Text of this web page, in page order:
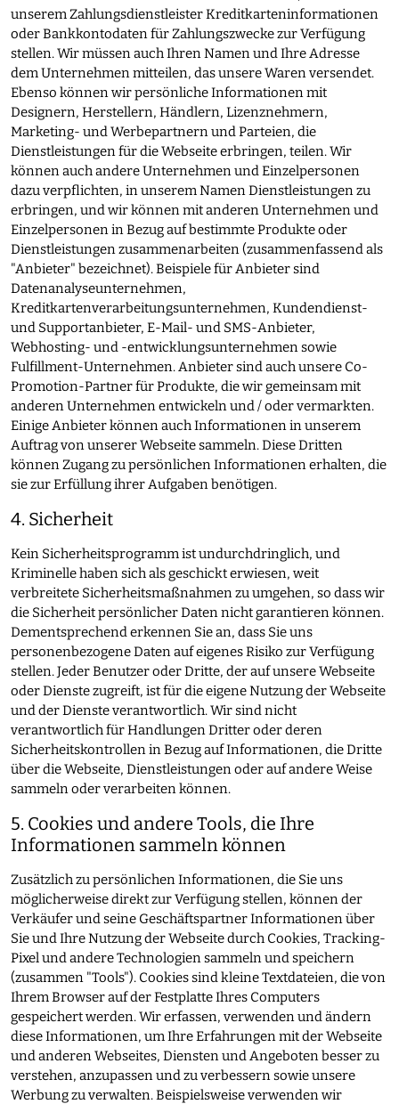
unserem Zahlungsdienstleister Kreditkarteninformationen
oder Bankkontodaten für Zahlungszwecke zur Verfügung
stellen. Wir müssen auch Ihren Namen und Ihre Adresse
dem Unternehmen mitteilen, das unsere Waren versendet.
Ebenso können wir persönliche Informationen mit
Designern, Herstellern, Händlern, Lizenznehmern,
Marketing- und Werbepartnern und Parteien, die
Dienstleistungen für die Webseite erbringen, teilen. Wir
können auch andere Unternehmen und Einzelpersonen
dazu verpflichten, in unserem Namen Dienstleistungen zu
erbringen, und wir können mit anderen Unternehmen und
Einzelpersonen in Bezug auf bestimmte Produkte oder
Dienstleistungen zusammenarbeiten (zusammenfassend als
"Anbieter" bezeichnet). Beispiele für Anbieter sind
Datenanalyseunternehmen,
Kreditkartenverarbeitungsunternehmen, Kundendienst-
und Supportanbieter, E-Mail- und SMS-Anbieter,
Webhosting- und -entwicklungsunternehmen sowie
Fulfillment-Unternehmen. Anbieter sind auch unsere Co-
Promotion-Partner für Produkte, die wir gemeinsam mit
anderen Unternehmen entwickeln und / oder vermarkten.
Einige Anbieter können auch Informationen in unserem
Auftrag von unserer Webseite sammeln. Diese Dritten
können Zugang zu persönlichen Informationen erhalten, die
sie zur Erfüllung ihrer Aufgaben benötigen.
4. Sicherheit
Kein Sicherheitsprogramm ist undurchdringlich, und
Kriminelle haben sich als geschickt erwiesen, weit
verbreitete Sicherheitsmaßnahmen zu umgehen, so dass wir
die Sicherheit persönlicher Daten nicht garantieren können.
Dementsprechend erkennen Sie an, dass Sie uns
personenbezogene Daten auf eigenes Risiko zur Verfügung
stellen. Jeder Benutzer oder Dritte, der auf unsere Webseite
oder Dienste zugreift, ist für die eigene Nutzung der Webseite
und der Dienste verantwortlich. Wir sind nicht
verantwortlich für Handlungen Dritter oder deren
Sicherheitskontrollen in Bezug auf Informationen, die Dritte
über die Webseite, Dienstleistungen oder auf andere Weise
sammeln oder verarbeiten können.
5. Cookies und andere Tools, die Ihre
Informationen sammeln können
Zusätzlich zu persönlichen Informationen, die Sie uns
möglicherweise direkt zur Verfügung stellen, können der
Verkäufer und seine Geschäftspartner Informationen über
Sie und Ihre Nutzung der Webseite durch Cookies, Tracking-
Pixel und andere Technologien sammeln und speichern
(zusammen "Tools"). Cookies sind kleine Textdateien, die von
Ihrem Browser auf der Festplatte Ihres Computers
gespeichert werden. Wir erfassen, verwenden und ändern
diese Informationen, um Ihre Erfahrungen mit der Webseite
und anderen Webseites, Diensten und Angeboten besser zu
verstehen, anzupassen und zu verbessern sowie unsere
Werbung zu verwalten. Beispielsweise verwenden wir